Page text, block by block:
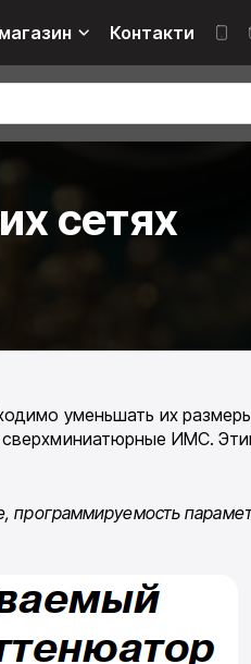
Контакти
сетях
уменьшать их
сверхминиатюрные ИМС.